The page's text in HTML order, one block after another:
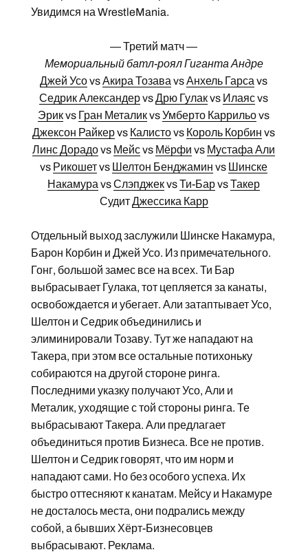
Увидимся на WrestleMania.
— Третий матч —
Мемориальный батл-роял Гиганта Андре
Джей УсоvsАкира Тозава vsАнхель Гарса vs
Седрик АлександерvsДрю Гулакvs Илаясvs
Эрикvs Гран МеталикvsУмберто Каррильоvs
Джексон Райкерvs Калистоvs Король Корбин vs
Линс Дорадоvs Мейсvs Мёрфи vs Мустафа Али
vs Рикошетvs Шелтон Бенджамин vs Шинске
Накамура vsСлэпджекvsТи-БарvsТакер
СудитДжессика Карр
Отдельный выход заслужили Шинске Накамура,
Барон Корбин и Джей Усо. Из примечательного.
Гонг, большой замес все на всех. Ти Бар
выбрасывает Гулака, тот цепляется за канаты,
освобождается и убегает. Али затаптывает Усо,
Шелтон и Седрик объединились и
элиминировали Тозаву. Тут же нападают на
Такера, при этом все остальные потихоньку
собираются на другой стороне ринга.
Последними указку получают Усо, Али и
Металик, уходящие с той стороны ринга. Те
выбрасывают Такера. Али предлагает
объединиться против Бизнеса. Все не против.
Шелтон и Седрик говорят, что им норм и
нападают сами. Но без особого успеха. Их
быстро оттесняют к канатам. Мейсу и Накамуре
не досталось места, они подрались между
собой, а бывших Хёрт-Бизнесовцев
выбрасывают. Реклама.